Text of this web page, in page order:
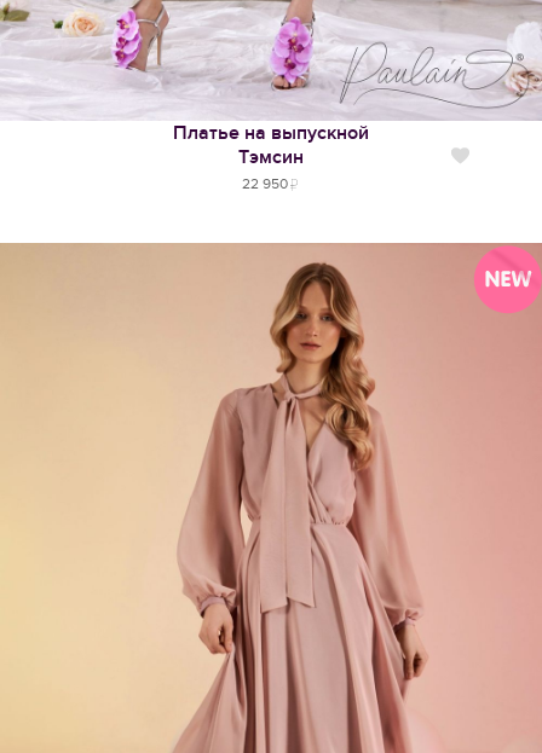
Платье на выпускной
Тэмсин
22 950